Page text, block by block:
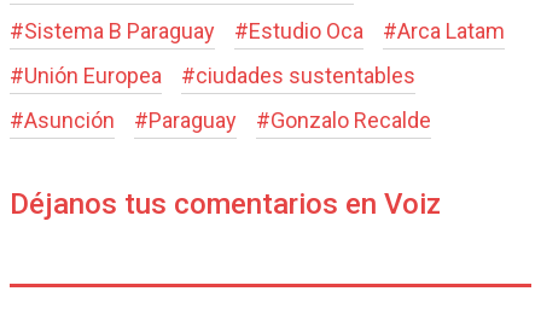
#Sistema B Paraguay #Estudio Oca #Arca Latam
#Unión Europea #ciudades sustentables
#Asunción #Paraguay #Gonzalo Recalde
Déjanos tus comentarios en Voiz